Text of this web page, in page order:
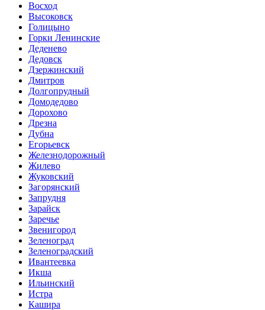
Восход
Высоковск
Голицыно
Горки Ленинские
Деденево
Дедовск
Дзержинский
Дмитров
Долгопрудный
Домодедово
Дорохово
Дрезна
Дубна
Егорьевск
Железнодорожный
Жилево
Жуковский
Загорянский
Запрудня
Зарайск
Заречье
Звенигород
Зеленоград
Зеленоградский
Ивантеевка
Икша
Ильинский
Истра
Кашира